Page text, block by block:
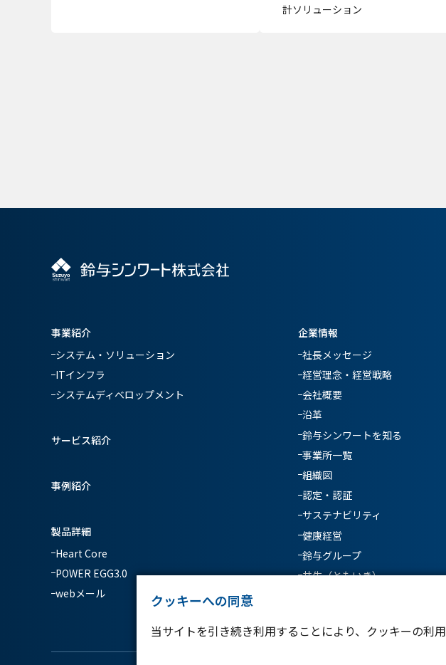
計ソリューション
事業紹介
システム・ソリューション
ITインフラ
システムディベロップメント
サービス紹介
事例紹介
製品詳細
Heart Core
POWER EGG3.0
webメール
企業情報
社長メッセージ
経営理念・経営戦略
会社概要
沿革
鈴与シンワートを知る
事業所一覧
組織図
認定・認証
サステナビリティ
健康経営
鈴与グループ
共生（ともいき）
クッキーへの同意
当サイトを引き続き利用することにより、クッキーの利